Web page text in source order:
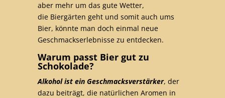
aber mehr um das gute Wetter,
die Biergärten geht und somit auch ums
Bier, könnte man doch einmal neue
Geschmackserlebnisse zu entdecken.
Warum passt Bier gut zu
Schokolade?
Alkohol ist ein Geschmacksverstärker, der
dazu beiträgt, die natürlichen Aromen in